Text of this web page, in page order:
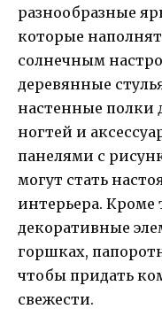
разнообразные
которые
солнечным
деревянные
настенные полки
ногтей и
панелями с
могут стать
интерьера. Кроме
декоративные
горшках,
чтобы придать
свежести.